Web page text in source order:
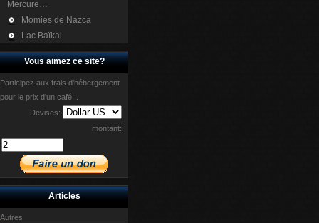
Mercure…
Momies de Nazca
Lac Baïkal
Vous aimez ce site?
Participez aux frais d'hébergement
pour le prix d'un café...
Devises:
montant:
Articles
Autres